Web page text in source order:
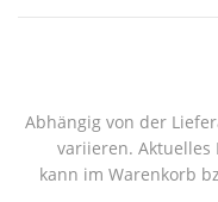
Abhängig von der
variieren. Aktuelles
kann im Warenkorb